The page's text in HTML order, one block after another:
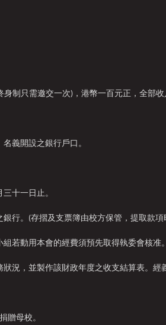
制只需邀交一次)，港幣一百元正，全部
義開設之銀行戶口。
十一日止。
行。(存摺及支票簿由校方保管，提取款
若動用本會的經費須預先取得執委會核准。
況，並製作該財政年度之收支結算表。經
贈母校。